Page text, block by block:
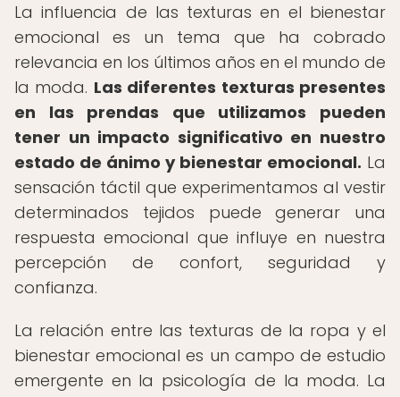
La influencia de las texturas en el bienestar
emocional es un tema que ha cobrado
relevancia en los últimos años en el mundo de
la moda. Las diferentes texturas presentes
en las prendas que utilizamos pueden
tener un impacto significativo en nuestro
estado de ánimo y bienestar emocional. La
sensación táctil que experimentamos al vestir
determinados tejidos puede generar una
respuesta emocional que influye en nuestra
percepción de confort, seguridad y
confianza.
La relación entre las texturas de la ropa y el
bienestar emocional es un campo de estudio
emergente en la psicología de la moda. La